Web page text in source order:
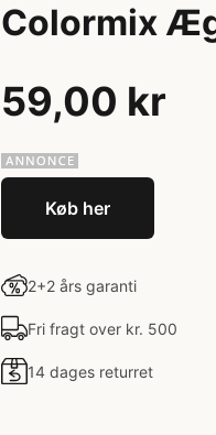
Colormix
59,00 kr
Køb her
2+2 års garanti
Fri fragt over kr. 500
14 dages returret